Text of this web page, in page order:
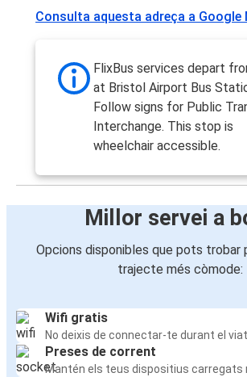
Consulta aquesta adreça a Google
FlixBus services depart
at Bristol Airport Bus
Follow signs for Public
Interchange. This stop is
wheelchair accessible.
Millor servei a
Opcions disponibles que pots trobar
trajecte més còmode:
Wifi gratis
No deixis de connectar-te durant el
Preses de corrent
Mantén els teus dispositius carregats